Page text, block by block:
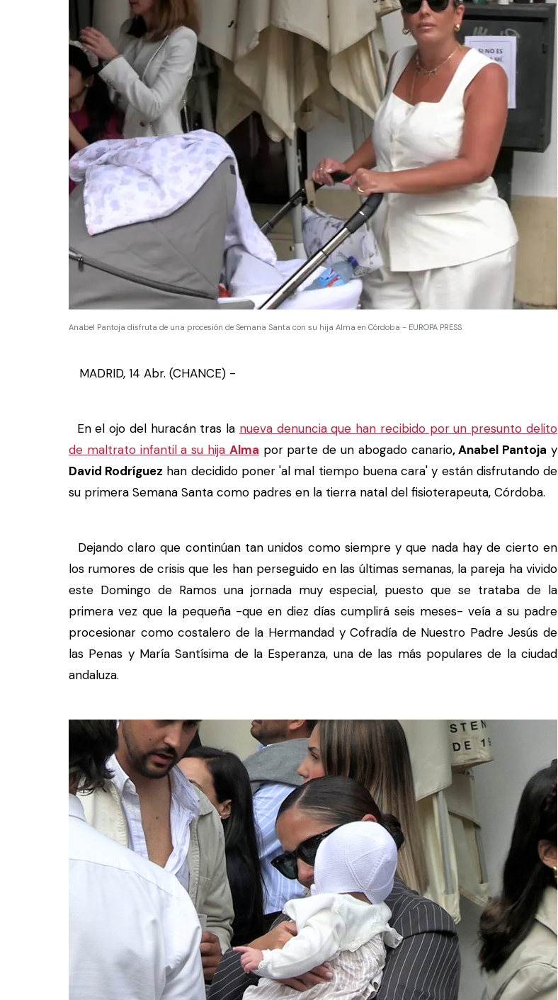
Anabel Pantoja disfruta de una procesión de Semana Santa con su hija Alma en Córdoba - EUROPA PRESS
MADRID, 14 Abr. (CHANCE) -
En el ojo del huracán tras la nueva denuncia que han recibido por un presunto delito
de maltrato infantil a su hija Alma por parte de un abogado canario, Anabel Pantoja y
David Rodríguez han decidido poner 'al mal tiempo buena cara' y están disfrutando de
su primera Semana Santa como padres en la tierra natal del fisioterapeuta, Córdoba.
Dejando claro que continúan tan unidos como siempre y que nada hay de cierto en
los rumores de crisis que les han perseguido en las últimas semanas, la pareja ha vivido
este Domingo de Ramos una jornada muy especial, puesto que se trataba de la
primera vez que la pequeña -que en diez días cumplirá seis meses- veía a su padre
procesionar como costalero de la Hermandad y Cofradía de Nuestro Padre Jesús de
las Penas y María Santísima de la Esperanza, una de las más populares de la ciudad
andaluza.